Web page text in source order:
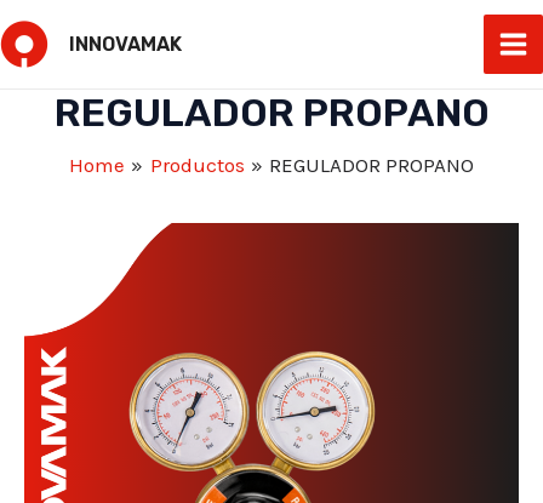
Skip
to
INNOVAMAK
REGULADOR PROPANO
Home Productos REGULADOR PROPANO